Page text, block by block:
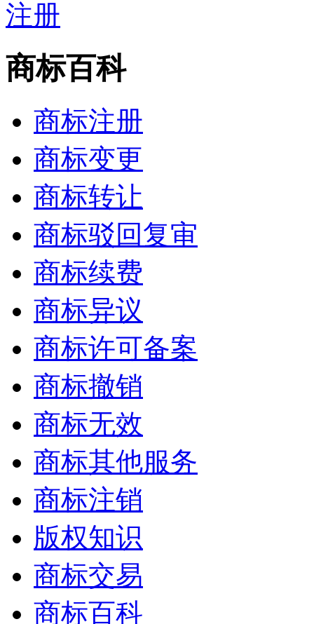
商标百科
商标注册
商标变更
商标转让
商标驳回复审
商标续费
商标异议
商标许可备案
商标撤销
商标无效
商标其他服务
商标注销
版权知识
商标交易
商标百科